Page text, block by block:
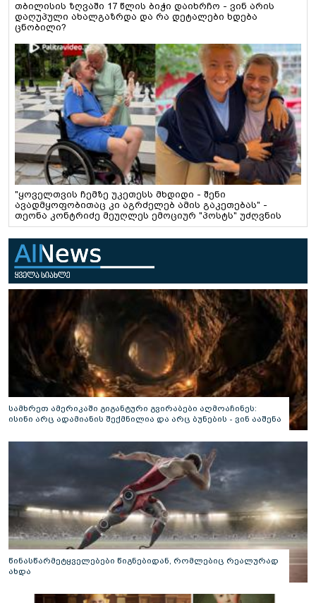
თბილისის ზღვაში 17 წლის ბიჭი დაიხრჩო - ვინ არის
დაღუპული ახალგაზრდა და რა დეტალები ხდება
ცნობილი?
"ყოველთვის ჩემზე უკეთესს მხდიდი - შენი
ავადმყოფობითაც კი აგრძელებ ამის გაკეთებას" -
თეონა კონტრიძე მეუღლეს ემოციურ "პოსტს" უძღვნის
სამხრეთ ამერიკაში გიგანტური გვირაბები აღმოაჩინეს:
ისინი არც ადამიანის შექმნილია და არც ბუნების - ვინ ააშენა
წინასწარმეტყველებები წიგნებიდან, რომლებიც რეალურად
ახდა